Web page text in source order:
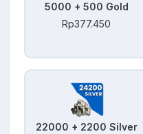
5000 + 500 Gold
Rp377.450
22000 + 2200 Silver